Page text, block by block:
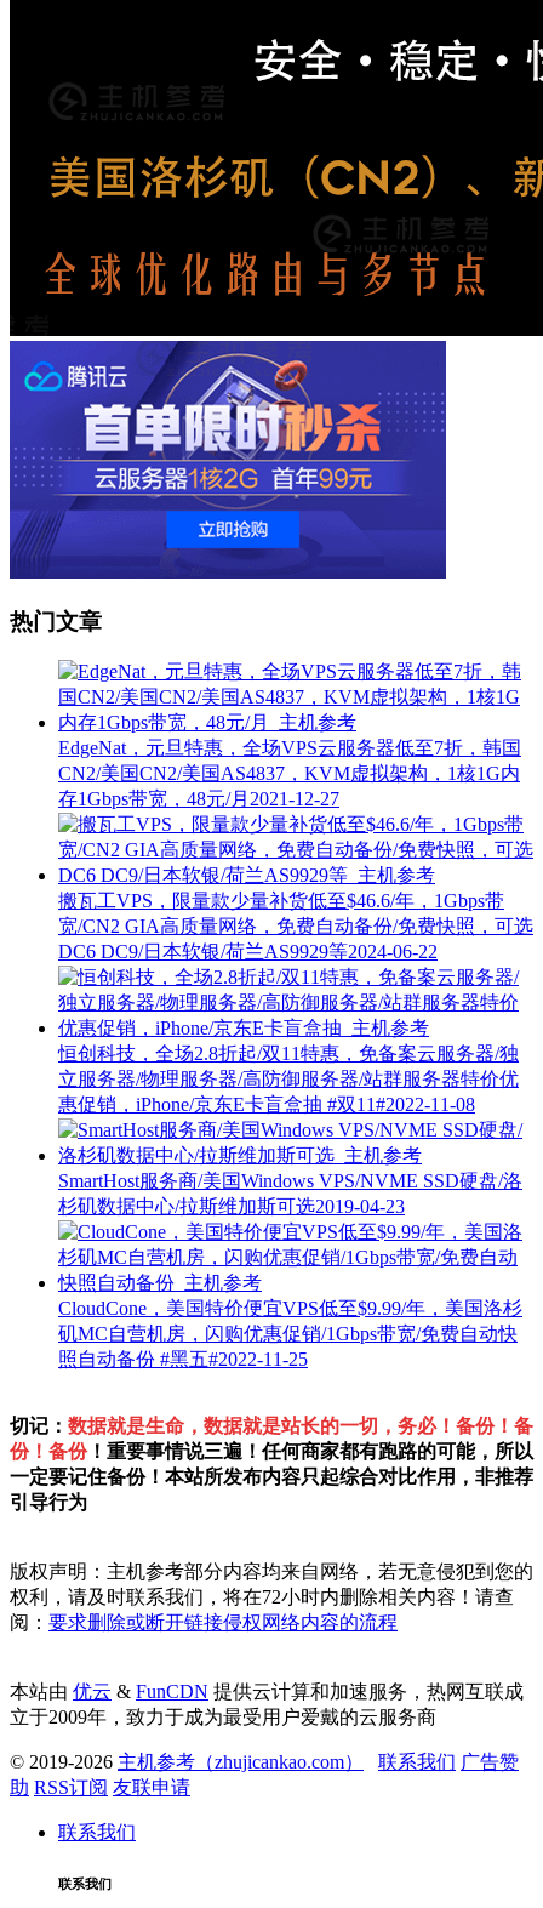
热门文章
EdgeNat，元旦特惠，全场VPS云服务器低至7折，韩国
CN2/美国CN2/美国AS4837，KVM虚拟架构，1核1G内
存1Gbps带宽，48元/月 2021-12-27
搬瓦工VPS，限量款少量补货低至$46.6/年，1Gbps带
宽/CN2 GIA高质量网络，免费自动备份/免费快照，可选
DC6 DC9/日本软银/荷兰AS9929等2024-06-22
恒创科技，全场2.8折起/双11特惠，免备案云服务器/独
立服务器/物理服务器/高防御服务器/站群服务器特价优
惠促销，iPhone/京东E卡盲盒抽 #双11#2022-11-08
SmartHost服务商/美国Windows VPS/NVME SSD硬盘/洛
杉矶数据中心/拉斯维加斯可选2019-04-23
CloudCone，美国特价便宜VPS低至$9.99/年，美国洛杉
矶MC自营机房，闪购优惠促销/1Gbps带宽/免费自动快
照自动备份 #黑五#2022-11-25
切记： 数据就是生命，数据就是站长的一切，务必！备份！备
份！备份！重要事情说三遍！任何商家都有跑路的可能，所以
一定要记住备份！本站所发布内容只起综合对比作用，非推荐
引导行为
版权声明：主机参考部分内容均来自网络，若无意侵犯到您的
权利，请及时联系我们，将在72小时内删除相关内容！请查
阅： 要求删除或断开链接侵权网络内容的流程
本站由 优云 & FunCDN 提供云计算和加速服务，热网互联成
立于2009年，致力于成为最受用户爱戴的云服务商
© 2019-2026 主机参考（zhujicankao.com） 联系我们 广告赞
助 RSS订阅 友联申请
联系我们
联系我们